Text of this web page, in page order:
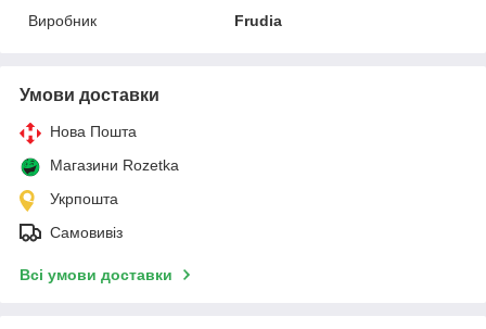
Виробник
Frudia
Умови доставки
Нова Пошта
Магазини Rozetka
Укрпошта
Самовивіз
Всі умови доставки